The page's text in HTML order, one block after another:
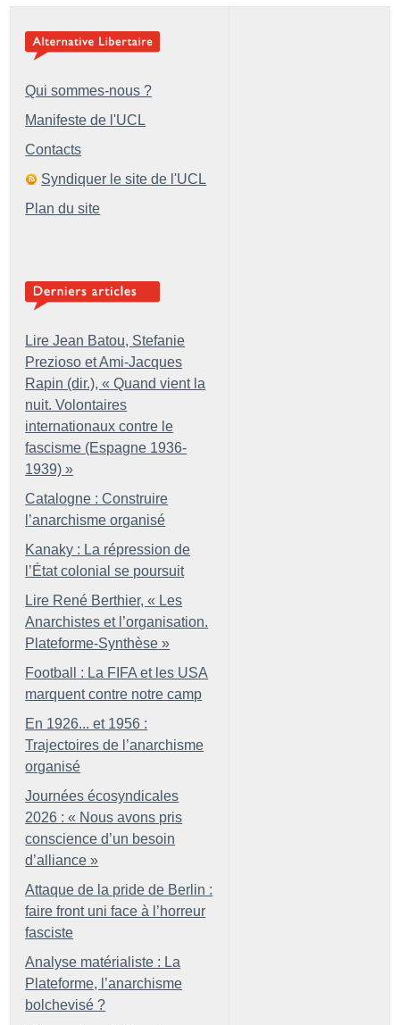
Qui sommes-nous ?
Manifeste de l'UCL
Contacts
Syndiquer le site de l'UCL
Plan du site
Lire Jean Batou, Stefanie
Prezioso et Ami-Jacques
Rapin (dir.), « Quand vient la
nuit. Volontaires
internationaux contre le
fascisme (Espagne 1936-
1939) »
Catalogne : Construire
l’anarchisme organisé
Kanaky : La répression de
l’État colonial se poursuit
Lire René Berthier, « Les
Anarchistes et l’organisation.
Plateforme-Synthèse »
Football : La FIFA et les USA
marquent contre notre camp
En 1926... et 1956 :
Trajectoires de l’anarchisme
organisé
Journées écosyndicales
2026 : « Nous avons pris
conscience d’un besoin
d’alliance »
Attaque de la pride de Berlin :
faire front uni face à l’horreur
fasciste
Analyse matérialiste : La
Plateforme, l’anarchisme
bolchevisé ?